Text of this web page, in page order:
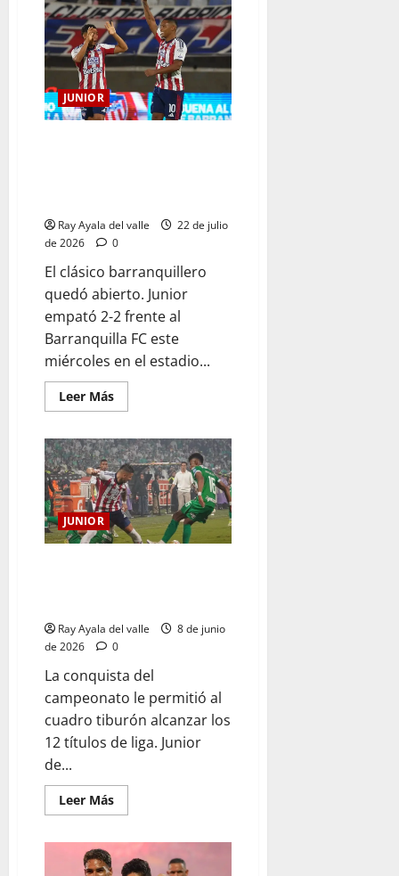
JUNIOR
Ray Ayala del valle
22 de julio
de 2026
0
El clásico barranquillero
quedó abierto. Junior
empató 2-2 frente al
Barranquilla FC este
miércoles en el estadio...
Leer Más
JUNIOR
Ray Ayala del valle
8 de junio
de 2026
0
La conquista del
campeonato le permitió al
cuadro tiburón alcanzar los
12 títulos de liga. Junior
de...
Leer Más